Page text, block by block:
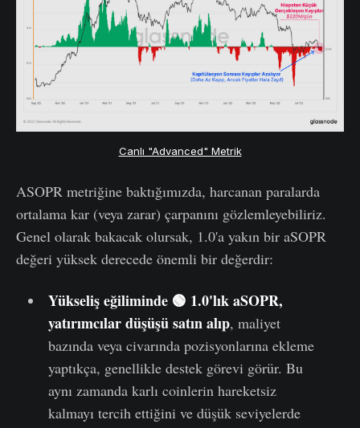
Canlı "Advanced" Metrik
ASOPR metriğine baktığımızda, harcanan paralarda
ortalama kar (veya zarar) çarpanını gözlemleyebiliriz.
Genel olarak bakacak olursak, 1.0'a yakın bir aSOPR
değeri yüksek derecede önemli bir değerdir:
Yükseliş eğiliminde 🟢 1.0'lık aSOPR,
yatırımcılar düşüşü satın alıp, maliyet
bazında veya civarında pozisyonlarına ekleme
yaptıkça, genellikle destek görevi görür. Bu
aynı zamanda karlı coinlerin hareketsiz
kalmayı tercih ettiğini ve düşük seviyelerde